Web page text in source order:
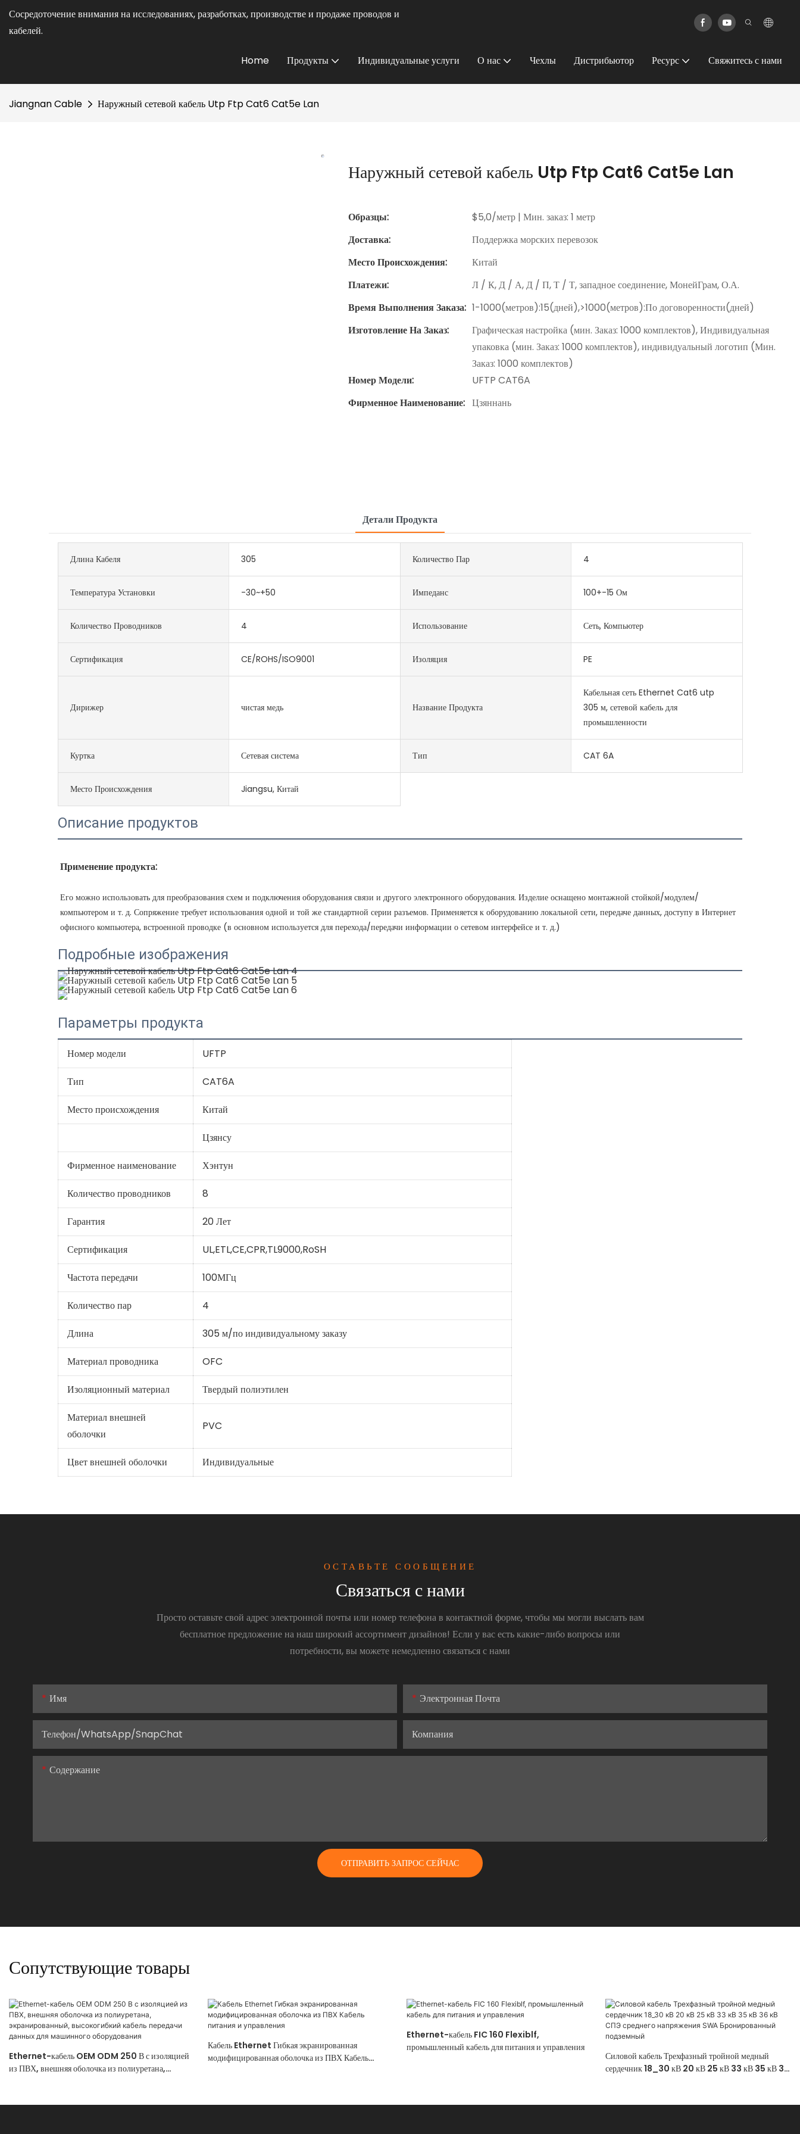
Сосредоточение внимания на исследованиях, разработках, производстве и продаже проводов и
кабелей.
Home Продукты Индивидуальные услуги О нас Чехлы Дистрибьютор Ресурс Свяжитесь с нами
Jiangnan Cable Наружный сетевой кабель Utp Ftp Cat6 Cat5e Lan
Наружный сетевой кабель Utp Ftp Cat6 Cat5e Lan
Образцы:
$5,0/метр | Мин. заказ: 1 метр
Доставка:
Поддержка морских перевозок
Место Происхождения:
Китай
Платежи:
Л / К, Д / А, Д / П, Т / Т, западное соединение, МонейГрам, О.А.
Время Выполнения Заказа: 1-1000(метров):15(дней),>1000(метров):По договоренности(дней)
Изготовление На Заказ:
Графическая настройка (мин. Заказ: 1000 комплектов), Индивидуальная
упаковка (мин. Заказ: 1000 комплектов), индивидуальный логотип (Мин.
Заказ: 1000 комплектов)
Номер Модели:
UFTP CAT6A
Фирменное Наименование: Цзяннань
Детали Продукта
Длина Кабеля 305 Количество Пар 4
Температура Установки -30~+50 Импеданс 100+-15 Ом
Количество Проводников 4 Использование Сеть, Компьютер
Сертификация CE/ROHS/ISO9001 Изоляция PE
Дирижер чистая медь Название Продукта
Кабельная сеть Ethernet Cat6 utp
305 м, сетевой кабель для
промышленности
Куртка Сетевая система Тип CAT 6A
Место Происхождения Jiangsu, Китай
Описание продуктов
Его можно использовать для преобразования схем и подключения оборудования связи и другого электронного оборудования. Изделие оснащено монтажной стойкой/модулем/
компьютером и т. д. Сопряжение требует использования одной и той же стандартной серии разъемов. Применяется к оборудованию локальной сети, передаче данных, доступу в Интернет
Подробные изображения
Параметры продукта
Номер модели UFTP
Тип CAT6A
Место происхождения Китай
Цзянсу
Фирменное наименование Хэнтун
Количество проводников 8
Гарантия 20 Лет
Сертификация UL,ETL,CE,CPR,TL9000,RoSH
Частота передачи 100МГц
Количество пар 4
Длина 305 м/по индивидуальному заказу
Материал проводника OFC
Изоляционный материал Твердый полиэтилен
Материал внешней
оболочки
PVC
Цвет внешней оболочки Индивидуальные
ОСТАВЬТЕ СООБЩЕНИЕ
Связаться с нами
Просто оставьте свой адрес электронной почты или номер телефона в контактной форме, чтобы мы могли выслать вам
бесплатное предложение на наш широкий ассортимент дизайнов! Если у вас есть какие-либо вопросы или
потребности, вы можете немедленно связаться с нами
Имя Электронная Почта
Телефон/WhatsApp/SnapChat Компания
Содержание
ОТПРАВИТЬ ЗАПРОС СЕЙЧАС
Сопутствующие товары
Ethernet-кабель OEM ODM 250 В с изоляцией
из ПВХ, внешняя оболочка из полиуретана,
Кабель Ethernet Гибкая экранированная
модифицированная оболочка из ПВХ Кабель
Ethernet-кабель FIC 160 Flexiblf,
промышленный кабель для питания и управления
Силовой кабель Трехфазный тройной медный
сердечник 18_30 кВ 20 кВ 25 кВ 33 кВ 35 кВ 36